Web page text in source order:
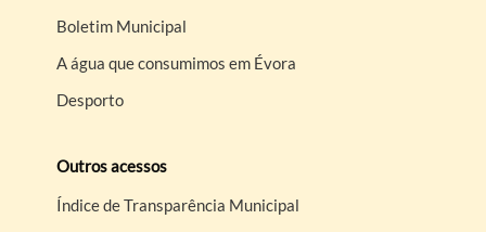
Boletim Municipal
A água que consumimos em Évora
Desporto
Outros acessos
Índice de Transparência Municipal